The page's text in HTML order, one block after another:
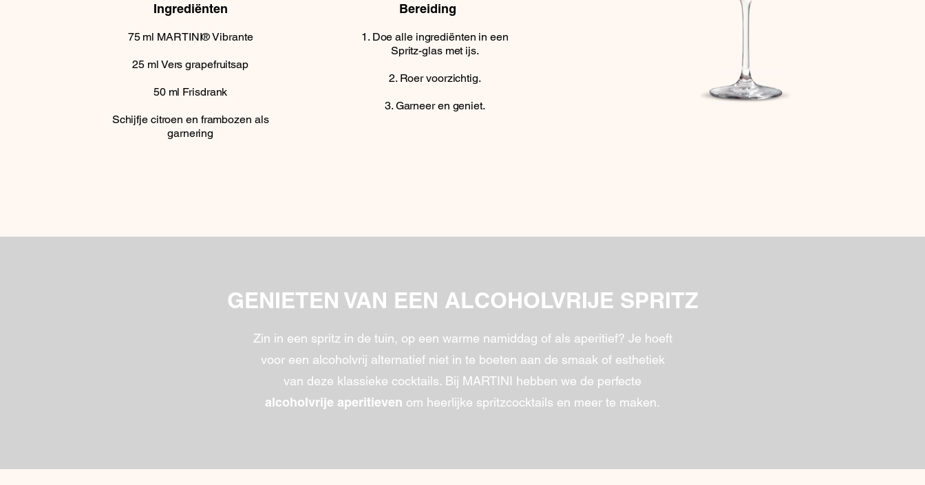
Ingrediënten
75 ml MARTINI® Vibrante
25 ml Vers grapefruitsap
50 ml Frisdrank
Schijfje citroen en frambozen als
garnering
Bereiding
Doe alle ingrediënten in een
Spritz-glas met ijs.
Roer voorzichtig.
Garneer en geniet.
GENIETEN VAN EEN ALCOHOLVRIJE SPRITZ
Zin in een spritz in de tuin, op een warme namiddag of als aperitief? Je hoeft
voor een alcoholvrij alternatief niet in te boeten aan de smaak of esthetiek
van deze klassieke cocktails. Bij MARTINI hebben we de perfecte
alcoholvrije aperitieven om heerlijke spritzcocktails en meer te maken.